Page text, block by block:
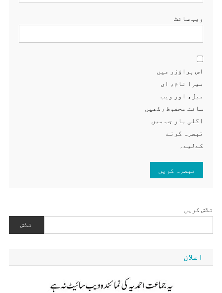
ویب‌ سائٹ
اس براؤزر میں
میرا نام، ای
میل، اور ویب
سائٹ محفوظ رکھیں
اگلی بار جب میں
تبصرہ کرنے
کےلیے۔
تلاش کریں
تلاش
اعلان